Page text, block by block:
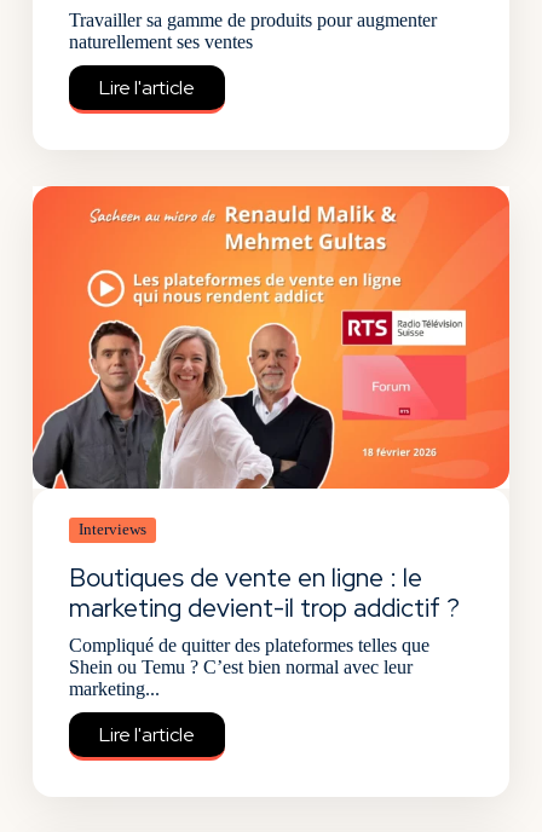
Travailler sa gamme de produits pour augmenter
naturellement ses ventes
Lire l'article
Interviews
Boutiques de vente en ligne : le
marketing devient-il trop addictif ?
Compliqué de quitter des plateformes telles que
Shein ou Temu ? C’est bien normal avec leur
marketing...
Lire l'article